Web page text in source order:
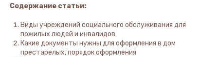
Содержание статьи:
Виды учреждений социального обслуживания для
пожилых людей и инвалидов
Какие документы нужны для оформления в дом
престарелых, порядок оформления